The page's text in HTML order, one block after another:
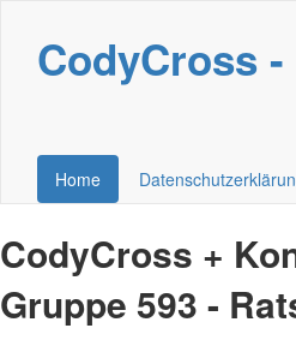
CodyCross
Home
CodyCross +
Gruppe 593 -